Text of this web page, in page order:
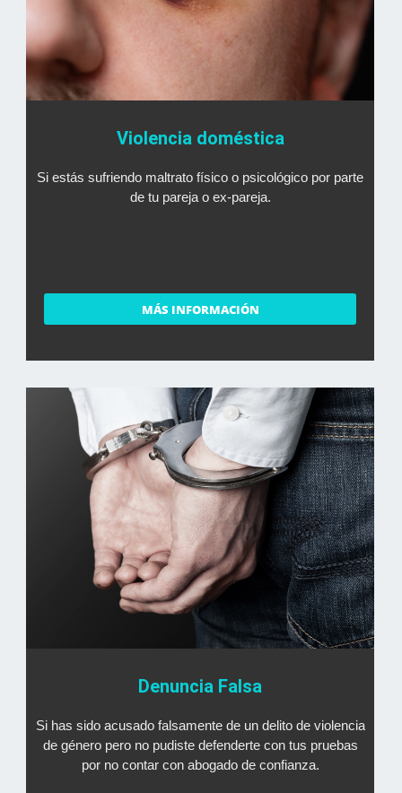
Violencia doméstica
Si estás sufriendo maltrato físico o psicológico por parte
de tu pareja o ex-pareja.
MÁS INFORMACIÓN
Denuncia Falsa
Si has sido acusado falsamente de un delito de violencia
de género pero no pudiste defenderte con tus pruebas
por no contar con abogado de confianza.